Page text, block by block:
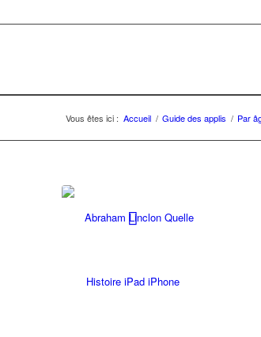
Vous êtes ici : Accueil / Guide des applis / Par